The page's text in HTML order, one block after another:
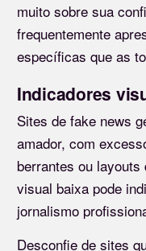
muito sobre sua
frequentemente
específicas que as
Indicadores
Sites de fake news
amador, com
berrantes ou
visual baixa pode
jornalismo
Desconfie de sites